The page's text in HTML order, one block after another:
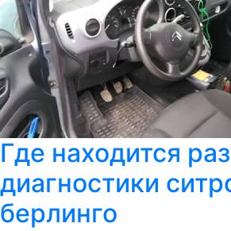
Где находится
диагностики
берлинго